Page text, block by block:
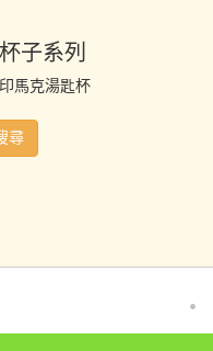
子系列
馬克湯匙杯
尋